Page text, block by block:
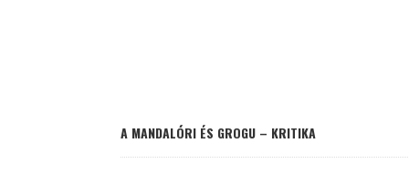
A MANDALÓRI ÉS GROGU – KRITIKA